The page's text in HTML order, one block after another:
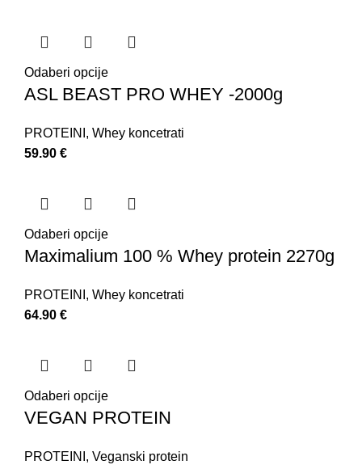
Odaberi opcije
ASL BEAST PRO WHEY -2000g
PROTEINI , Whey koncetrati
59.90 €
Odaberi opcije
Maximalium 100 % Whey protein 2270g
PROTEINI , Whey koncetrati
64.90 €
Odaberi opcije
VEGAN PROTEIN
PROTEINI , Veganski protein